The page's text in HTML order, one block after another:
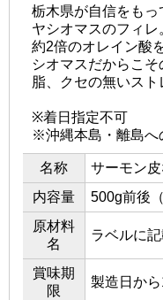
栃木県が自信をも
ヤシオマスのフィ
約2倍のオレイン酸
シオマスだからこ
脂、クセの無いスト
※着日指定不可
※沖縄本島・離島へ
名称
サーモン
内容量
500g前後
原材料
名
ラベルに
賞味期
限
製造日から